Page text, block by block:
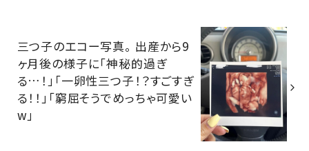
三つ子のエコー写真。 出産から9
ヶ月後の様子に「神秘的過ぎ
る…！」「一卵性三つ子！？すごすぎ
る！！」「窮屈そうでめっちゃ可愛い
w」